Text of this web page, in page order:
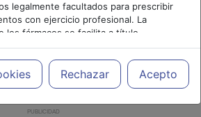
legalmente facultados para prescribir
con ejercicio profesional. La
los fármacos se facilita a título
siendo responsabilidad de los
prescribir medicamentos y decidir, en
tratamiento más adecuado a las
Rechazar Acepto
PUBLICIDAD